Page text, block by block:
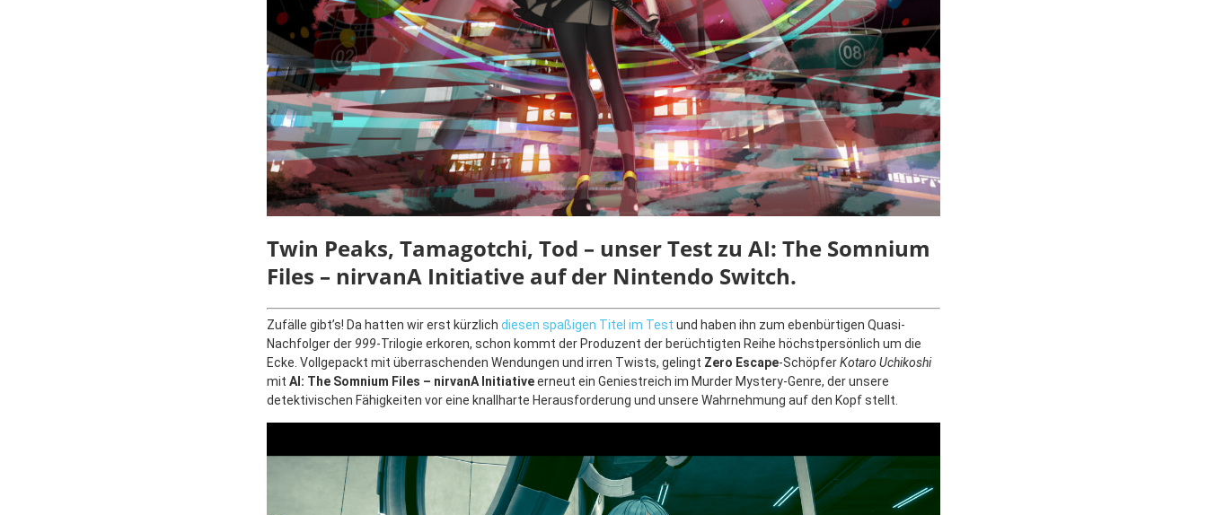
Twin Peaks, Tamagotchi, Tod – unser Test zu AI: The Somnium
Files – nirvanA Initiative auf der Nintendo Switch.
Zufälle gibt’s! Da hatten wir erst kürzlich diesen spaßigen Titel im Test und haben ihn zum ebenbürtigen Quasi-
Nachfolger der 999-Trilogie erkoren, schon kommt der Produzent der berüchtigten Reihe höchstpersönlich um die
Ecke. Vollgepackt mit überraschenden Wendungen und irren Twists, gelingt Zero Escape-SchöpferKotaro Uchikoshi
mit AI: The Somnium Files – nirvanA Initiativeerneut ein Geniestreich im Murder Mystery-Genre, der unsere
detektivischen Fähigkeiten vor eine knallharte Herausforderung und unsere Wahrnehmung auf den Kopf stellt.